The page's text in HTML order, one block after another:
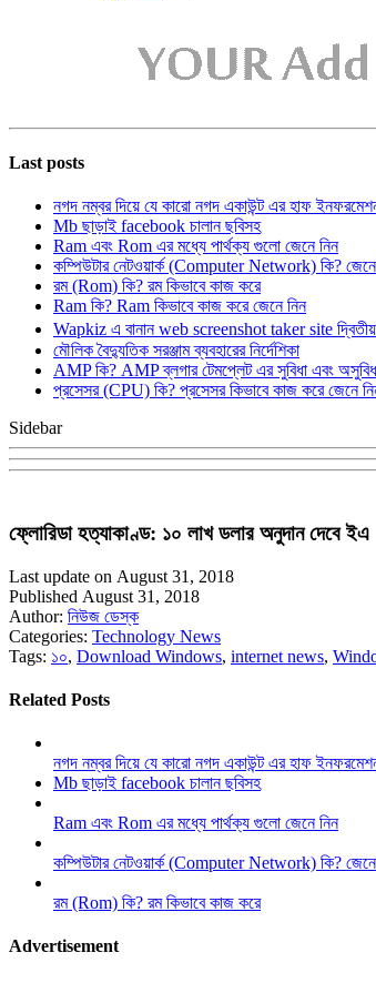
Last posts
নগদ নম্বর দিয়ে যে কারো নগদ একাউন্ট এর হাফ
Mb ছাড়াই facebook চালান ছবিসহ
Ram এবং Rom এর মধ্যে পার্থক্য গুলো জেনে নিন
কম্পিউটার নেটওয়ার্ক (Computer Network) কি? জেনে
রম (Rom) কি? রম কিভাবে কাজ করে
Ram কি? Ram কিভাবে কাজ করে জেনে নিন
Wapkiz এ বানান web screenshot taker site
মৌলিক বৈদ্যুতিক সরঞ্জাম ব্যবহারের নির্দেশিকা
AMP কি? AMP ব্লগার টেমপ্লেট এর সুবিধা এবং
প্রসেসর (CPU) কি? প্রসেসর কিভাবে কাজ করে জেনে
Sidebar
ফ্লোরিডা হত্যাকাণ্ড: ১০ লাখ ডলার অনুদান দেবে ইএ
Last update on August 31, 2018
Published August 31, 2018
Author: নিউজ ডেস্ক
Categories: Technology News
Tags: ১০, Download Windows, internet news,
Related Posts
নগদ নম্বর দিয়ে যে কারো নগদ একাউন্ট এর হাফ
Mb ছাড়াই facebook চালান ছবিসহ
Ram এবং Rom এর মধ্যে পার্থক্য গুলো জেনে নিন
কম্পিউটার নেটওয়ার্ক (Computer Network) কি? জেনে
রম (Rom) কি? রম কিভাবে কাজ করে
Advertisement